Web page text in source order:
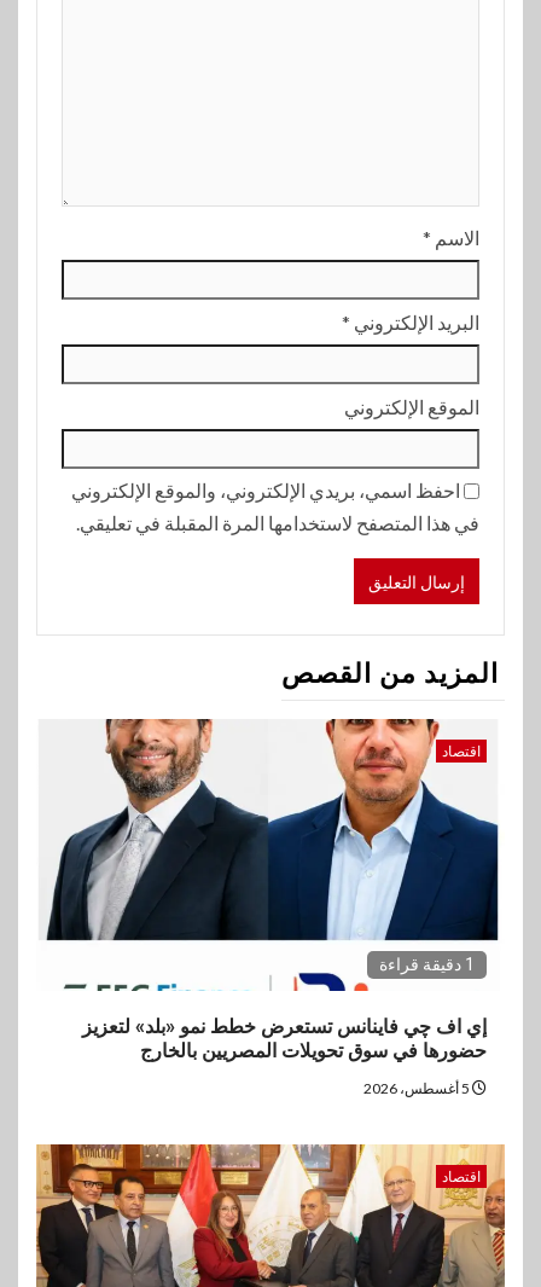
الاسم *
البريد الإلكتروني *
الموقع الإلكتروني
احفظ اسمي، بريدي الإلكتروني، والموقع الإلكتروني
في هذا المتصفح لاستخدامها المرة المقبلة في تعليقي.
المزيد من القصص
اقتصاد
1 دقيقة قراءة
إي اف چي فاينانس تستعرض خطط نمو «بلد» لتعزيز
حضورها في سوق تحويلات المصريين بالخارج
اقتصاد